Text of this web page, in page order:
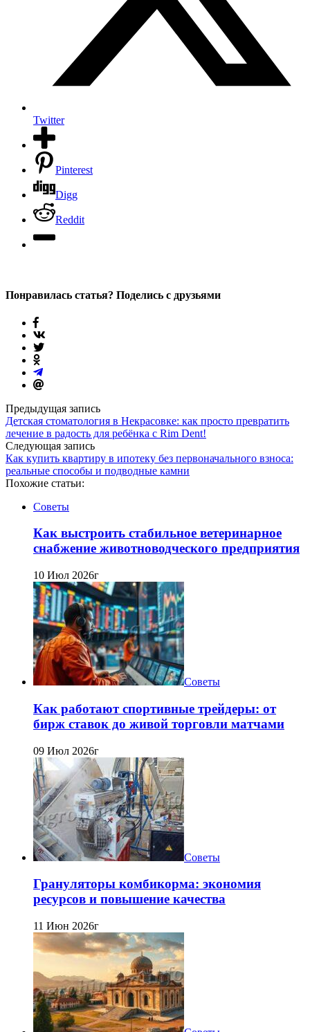
Twitter
Pinterest
Digg
Reddit
Понравилась статья? Поделись с друзьями
Предыдущая запись
Детская стоматология в Некрасовке: как просто превратить
лечение в радость для ребёнка с Rim Dent!
Следующая запись
Как купить квартиру в ипотеку без первоначального взноса:
реальные способы и подводные камни
Похожие статьи:
Советы
Как выстроить стабильное ветеринарное
снабжение животноводческого предприятия
10 Июл 2026г
Советы
Как работают спортивные трейдеры: от
бирж ставок до живой торговли матчами
09 Июл 2026г
Советы
Грануляторы комбикорма: экономия
ресурсов и повышение качества
11 Июн 2026г